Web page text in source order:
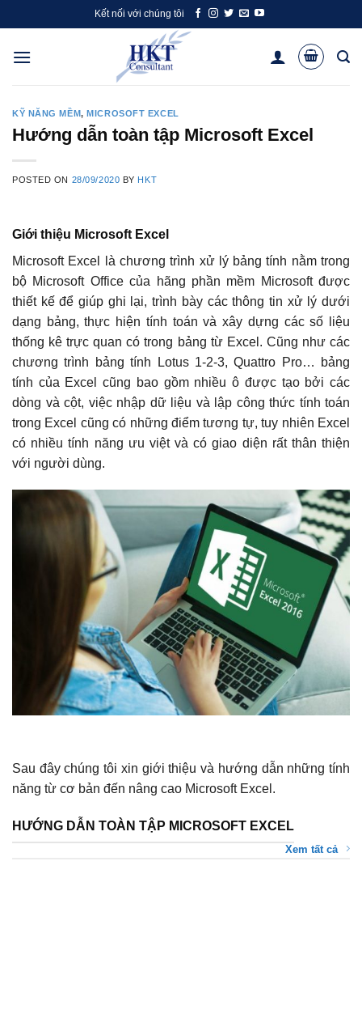
to
content
Kết nối với chúng tôi
KỸ NĂNG MỀM,MICROSOFT EXCEL
Hướng dẫn toàn tập Microsoft Excel
POSTED ON 28/09/2020 BY HKT
Giới thiệu Microsoft Excel
Microsoft Excel là chương trình xử lý bảng tính nằm trong
bộ Microsoft Office của hãng phần mềm Microsoft được
thiết kế để giúp ghi lại, trình bày các thông tin xử lý dưới
dạng bảng, thực hiện tính toán và xây dựng các số liệu
thống kê trực quan có trong bảng từ Excel. Cũng như các
chương trình bảng tính Lotus 1-2-3, Quattro Pro… bảng
tính của Excel cũng bao gồm nhiều ô được tạo bởi các
dòng và cột, việc nhập dữ liệu và lập công thức tính toán
trong Excel cũng có những điểm tương tự, tuy nhiên Excel
có nhiều tính năng ưu việt và có giao diện rất thân thiện
với người dùng.
Sau đây chúng tôi xin giới thiệu và hướng dẫn những tính
năng từ cơ bản đến nâng cao Microsoft Excel.
HƯỚNG DẪN TOÀN TẬP MICROSOFT EXCEL
Xem tất cả